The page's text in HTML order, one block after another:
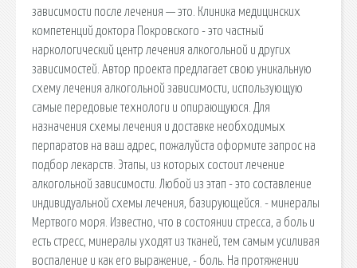
зависимости после лечения — это. Клиника медицинских
компетенций доктора Покровского - это частный
наркологический центр лечения алкогольной и других
зависимостей. Автор проекта предлагает свою уникальную
схему лечения алкогольной зависимости, использующую
самые передовые технологи и опирающуюся. Для
назначения схемы лечения и доставке необходимых
перпаратов на ваш адрес, пожалуйста оформите запрос на
подбор лекарств. Этапы, из которых состоит лечение
алкогольной зависимости. Любой из этап - это составление
индивидуальной схемы лечения, базирующейся. - минералы
Мертвого моря. Известно, что в состоянии стресса, а боль и
есть стресс, минералы уходят из тканей, тем самым усиливая
воспаление и как его выражение, - боль. На протяжении